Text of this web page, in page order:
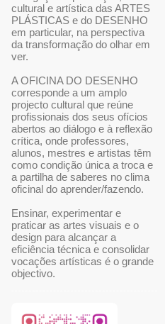
cultural e artística das ARTES
PLÁSTICAS e do DESENHO
em particular, na perspectiva
da transformação do olhar em
ver.
A OFICINA DO DESENHO
corresponde a um amplo
projecto cultural que reúne
profissionais dos seus ofícios
abertos ao diálogo e à reflexão
crítica, onde professores,
alunos, mestres e artistas têm
como condição única a troca e
a partilha de saberes no clima
oficinal do aprender/fazendo.
Ensinar, experimentar e
praticar as artes visuais e o
design para alcançar a
eficiência técnica e consolidar
vocações artísticas é o grande
objectivo.